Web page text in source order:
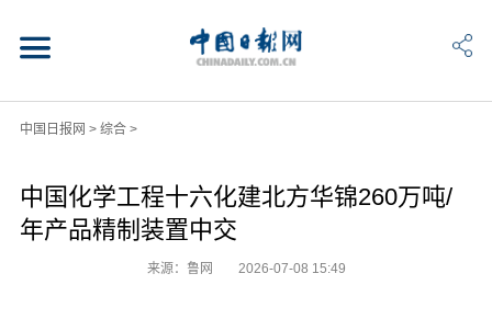
中国日报网 > 综合>
中国化学工程十六化建北方华锦260万吨/
年产品精制装置中交
来源：鲁网 2026-07-08 15:49